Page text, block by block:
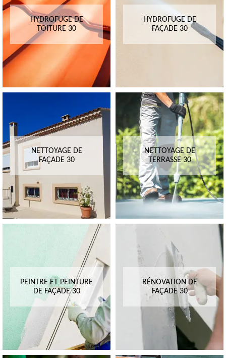
HYDROFUGE DE
TOITURE 30
HYDROFUGE DE
FAÇADE 30
NETTOYAGE DE
FAÇADE 30
NETTOYAGE DE
TERRASSE 30
PEINTRE ET PEINTURE
DE FAÇADE 30
RÉNOVATION DE
FAÇADE 30